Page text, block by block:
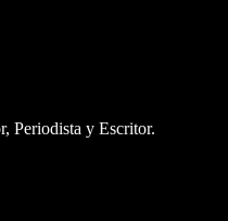
Periodista y Escritor.